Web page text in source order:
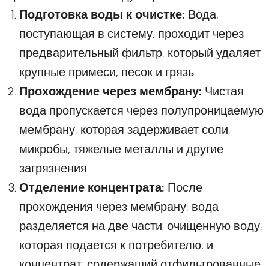
Подготовка воды к очистке: Вода,
поступающая в систему, проходит через
предварительный фильтр, который удаляет
крупные примеси, песок и грязь.
Прохождение через мембрану: Чистая
вода пропускается через полупроницаемую
мембрану, которая задерживает соли,
микробы, тяжелые металлы и другие
загрязнения.
Отделение концентрата: После
прохождения через мембрану, вода
разделяется на две части: очищенную воду,
которая подается к потребителю, и